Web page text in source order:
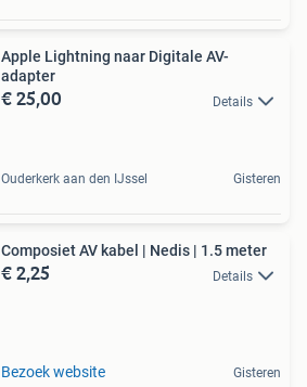
Apple Lightning naar Digitale AV-
adapter
€ 25,00 Details
Ouderkerk aan den IJssel Gisteren
Composiet AV kabel | Nedis | 1.5 meter
€ 2,25 Details
Bezoek website Gisteren